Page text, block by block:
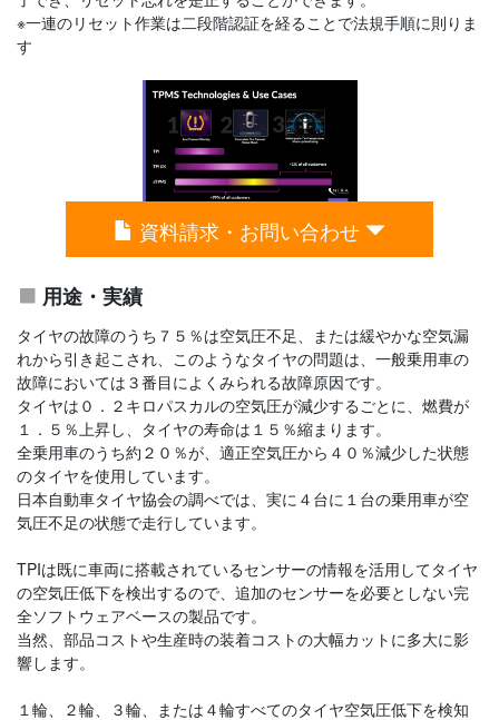
※一連のリセット作業は二段階認証を経ることで法規手順に則りま
す
資料請求・お問い合わせ
用途・実績
タイヤの故障のうち７５％は空気圧不足、または緩やかな空気漏
れから引き起こされ、このようなタイヤの問題は、一般乗用車の
故障においては３番目によくみられる故障原因です。
タイヤは０．２キロパスカルの空気圧が減少するごとに、燃費が
１．５％上昇し、タイヤの寿命は１５％縮まります。
全乗用車のうち約２０％が、適正空気圧から４０％減少した状態
のタイヤを使用しています。
日本自動車タイヤ協会の調べでは、実に４台に１台の乗用車が空
気圧不足の状態で走行しています。
TPIは既に車両に搭載されているセンサーの情報を活用してタイヤ
の空気圧低下を検出するので、追加のセンサーを必要としない完
全ソフトウェアベースの製品です。
当然、部品コストや生産時の装着コストの大幅カットに多大に影
響します。
１輪、２輪、３輪、または４輪すべてのタイヤ空気圧低下を検知